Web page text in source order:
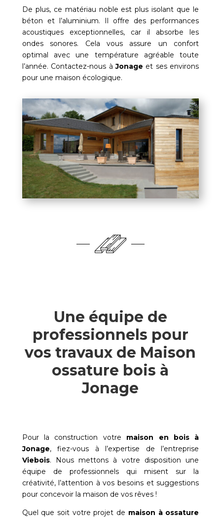
De plus, ce matériau noble est plus isolant que le
béton et l’aluminium. Il offre des performances
acoustiques exceptionnelles, car il absorbe les
ondes sonores. Cela vous assure un confort
optimal avec une température agréable toute
l’année. Contactez-nous àJonage et ses environs
pour une maison écologique.
Une équipe de
professionnels pour
vos travaux de Maison
ossature bois à
Jonage
Pour la construction votre maison en bois à
Jonage, fiez-vous à l’expertise de l’entreprise
Viebois. Nous mettons à votre disposition une
équipe de professionnels qui misent sur la
créativité, l’attention à vos besoins et suggestions
pour concevoir la maison de vos rêves !
Quel que soit votre projet de maison à ossature